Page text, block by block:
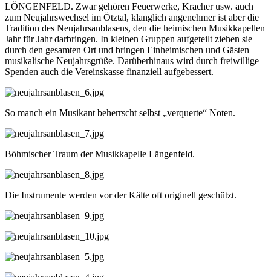
LÖNGENFELD. Zwar gehören Feuerwerke, Kracher usw. auch
zum Neujahrswechsel im Ötztal, klanglich angenehmer ist aber die
Tradition des Neujahrsanblasens, den die heimischen Musikkapellen
Jahr für Jahr darbringen. In kleinen Gruppen aufgeteilt ziehen sie
durch den gesamten Ort und bringen Einheimischen und Gästen
musikalische Neujahrsgrüße. Darüberhinaus wird durch freiwillige
Spenden auch die Vereinskasse finanziell aufgebessert.
So manch ein Musikant beherrscht selbst „verquerte“ Noten.
Böhmischer Traum der Musikkapelle Längenfeld.
Die Instrumente werden vor der Kälte oft originell geschützt.